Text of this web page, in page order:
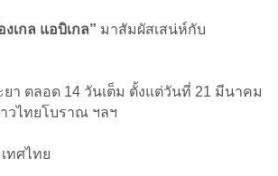
งเกล แอบิเกล” มาสัมผัสเสน่ห์กับ
า ตลอด 14 วันเต็ม ตั้งแต่วันที่ 21 มีนาคม
วไทยโบราณ ฯลฯ
ทศไทย